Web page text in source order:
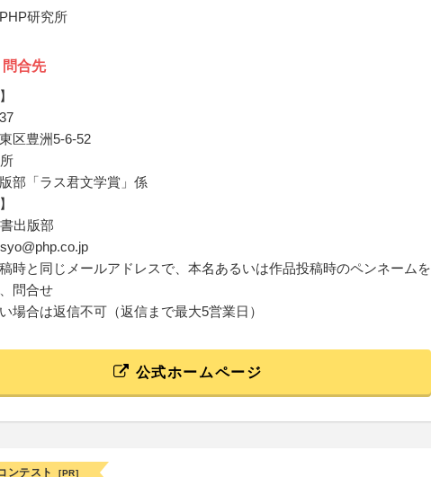
研究所
合先
区豊洲5-6-52
部「ラス君文学賞」係
出版部
時と同じメールアドレスで、本名あるいは作品投稿時のペンネームを
問合せ
場合は返信不可（返信まで最大5営業日）
公式ホームページ
ンテスト [PR]